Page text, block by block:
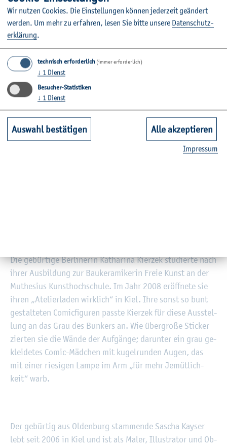
Die ge­bür­ti­ge Ber­li­ne­rin Ka­tha­ri­na Kier­zek stu­dier­te nach
ihrer Aus­bil­dung zur Bau­ke­ra­mi­ke­rin Freie Kunst an der
Muthe­si­us Kunst­hoch­schu­le. Im Jahr 2008 er­öff­ne­te sie
ihren „Ate­lier­la­den wirk­lich“ in Kiel. Ihre sonst so bunt
ge­stal­te­ten Co­mic­fi­gu­ren pass­te Kier­zek für diese Aus­stel­
lung an das Grau des Bun­kers an. Wie über­gro­ße Sti­cker
zier­ten sie die Wände der Auf­gän­ge; dar­un­ter ein grau ge­
klei­de­tes Comic-Mäd­chen mit ku­gel­run­den Augen, das
mit einer rie­si­gen Lampe im Arm „für mehr Je­müt­lich­
keit“ warb.
Der ge­bür­tig aus Ol­den­burg stam­men­de Sa­scha Kay­ser
lebt seit 2006 in Kiel und ist als Maler, Il­lus­tra­tor und Ob­
Wir nut­zen Coo­kies. Die Ein­stel­lun­gen kön­nen je­der­zeit ge­än­dert
wer­den. Um mehr zu er­fah­ren, lesen Sie bitte un­se­re Da­ten­schut­z­
er­klä­rung.
technisch erforderlich (immer erforderlich)
↓ 1 Dienst
Besucher-Statistiken
↓ 1 Dienst
Auswahl bestätigen Alle akzeptieren
Im­pres­sum